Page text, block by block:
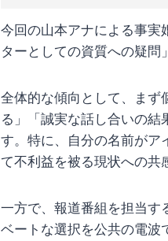
今回の山本アナによる事実
ターとしての資質への疑問
全体的な傾向として、まず
る」「誠実な話し合いの結
す。特に、自分の名前がア
て不利益を被る現状への共
一方で、報道番組を担当す
ベートな選択を公共の電波